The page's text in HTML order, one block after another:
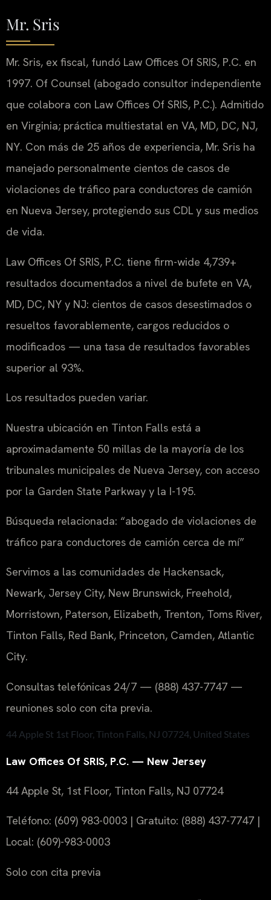
Mr. Sris
Mr. Sris, ex fiscal, fundó Law Offices Of SRIS, P.C. en
1997. Of Counsel (abogado consultor independiente
que colabora con Law Offices Of SRIS, P.C.). Admitido
en Virginia; práctica multiestatal en VA, MD, DC, NJ,
NY. Con más de 25 años de experiencia, Mr. Sris ha
manejado personalmente cientos de casos de
violaciones de tráfico para conductores de camión
en Nueva Jersey, protegiendo sus CDL y sus medios
de vida.
Law Offices Of SRIS, P.C. tiene firm-wide 4,739+
resultados documentados a nivel de bufete en VA,
MD, DC, NY y NJ: cientos de casos desestimados o
resueltos favorablemente, cargos reducidos o
modificados — una tasa de resultados favorables
superior al 93%.
Los resultados pueden variar.
Nuestra ubicación en Tinton Falls está a
aproximadamente 50 millas de la mayoría de los
tribunales municipales de Nueva Jersey, con acceso
por la Garden State Parkway y la I-195.
Búsqueda relacionada: “abogado de violaciones de
tráfico para conductores de camión cerca de mí”
Servimos a las comunidades de Hackensack,
Newark, Jersey City, New Brunswick, Freehold,
Morristown, Paterson, Elizabeth, Trenton, Toms River,
Tinton Falls, Red Bank, Princeton, Camden, Atlantic
City.
Consultas telefónicas 24/7 — (888) 437-7747 —
reuniones solo con cita previa.
44 Apple St 1st Floor, Tinton Falls, NJ 07724, United States
Law Offices Of SRIS, P.C. — New Jersey
44 Apple St, 1st Floor, Tinton Falls, NJ 07724
Teléfono: (609) 983-0003 | Gratuito: (888) 437-7747 |
Local: (609)-983-0003
Solo con cita previa